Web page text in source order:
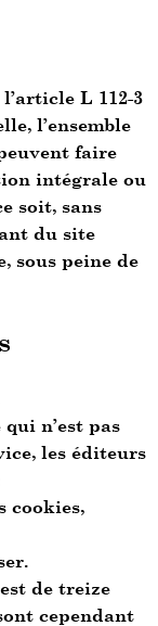
L 112-3
l’ensemble
faire
intégrale ou
soit, sans
du site
sous peine de
n’est pas
les éditeurs
cookies,
de treize
cependant